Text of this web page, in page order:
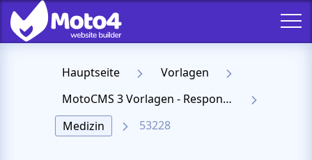
Hauptseite
Vorlagen
MotoCMS 3 Vorlagen - Responsive Templates für Website
Medizin
53228